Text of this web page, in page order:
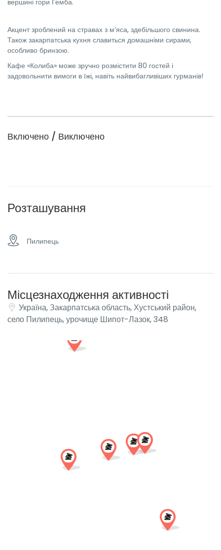
вершині гори Гемба.
Акцент зроблений на стравах з м’яса, здебільшого свинина.
Також закарпатська кухня славиться домашніми сирами,
особливо бринзою.
Кафе «Колиба» може зручно розмістити 80 гостей і
задовольнити вимоги в їжі, навіть найвибагливіших гурманів!
Включено / Виключено
Розташування
Пилипець
Місцезнаходження активності
Україна, Закарпатська область, Хустський район,
село Пилипець, урочище Шипот-Лазок, 348